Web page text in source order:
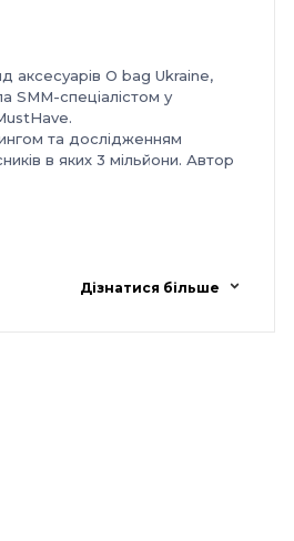
аксесуарів O bag Ukraine,
SMM-спеціалістом у
та дослідженням
в яких 3 мільйони. Автор
Дізнатися більше